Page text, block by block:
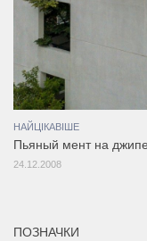
НАЙЦІКАВІШЕ
Пьяный мент на
24.12.2008
ПОЗНАЧКИ